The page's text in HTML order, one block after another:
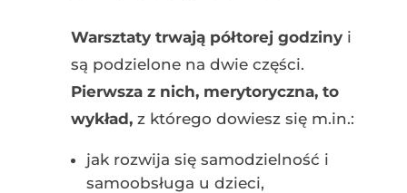
Warsztaty trwają półtorej godziny i
są podzielone na dwie części.
Pierwsza z nich, merytoryczna, to
wykład, z którego dowiesz się m.in.:
jak rozwija się samodzielność i
samoobsługa u dzieci,